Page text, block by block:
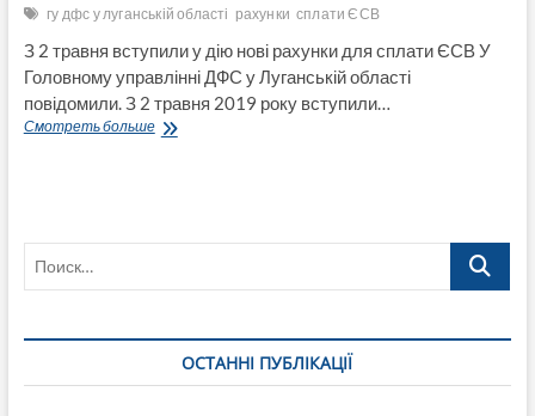
гу дфс у луганській області рахунки сплати ЄСВ
З 2 травня вступили у дію нові рахунки для сплати ЄСВ У
Головному управлінні ДФС у Луганській області
повідомили. З 2 травня 2019 року вступили…
Смотреть большеЗ
ЄСВ
Поиск…
ОСТАННІ ПУБЛІКАЦІЇ